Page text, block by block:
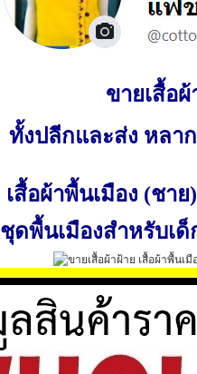
ขายเสื้อผ้
ทั้งปลีกและส่ง หลา
เสื้อผ้าพื้นเมือง (ชาย)
ชุดพื้นเมืองสำหรับเด็